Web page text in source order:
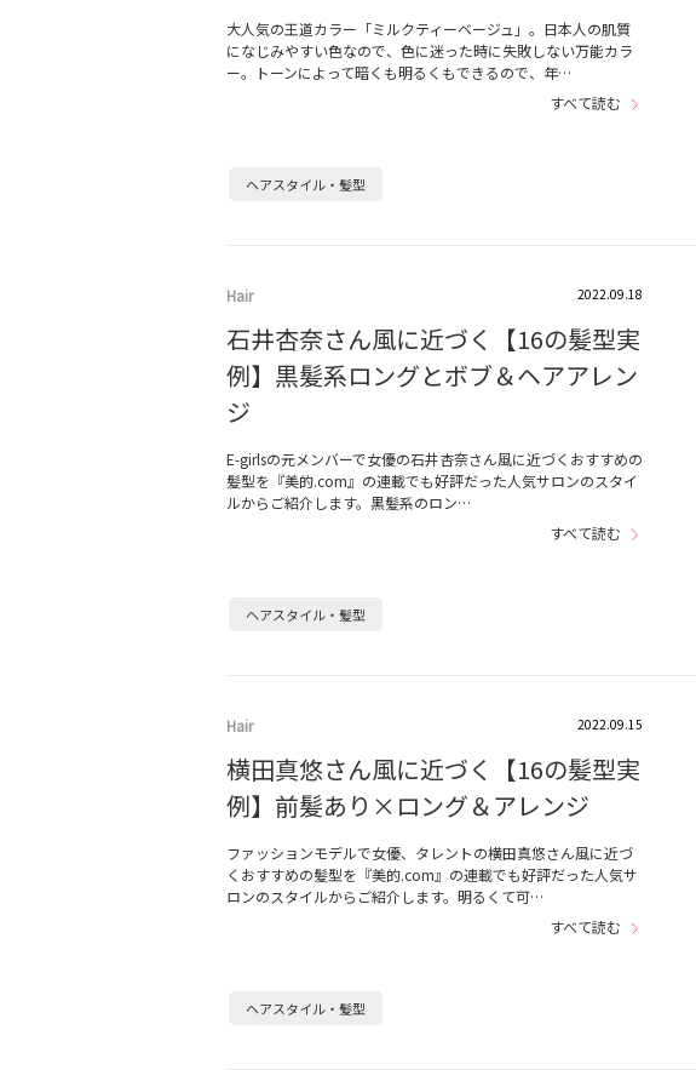
大人気の王道カラー「ミルクティーベージュ」。日本人の肌質
になじみやすい色なので、色に迷った時に失敗しない万能カラ
ー。トーンによって暗くも明るくもできるので、年…
すべて読む
ヘアスタイル・髪型
Hair 2022.09.18
石井杏奈さん風に近づく【16の髪型実
例】黒髪系ロングとボブ＆ヘアアレン
ジ
E-girlsの元メンバーで女優の石井杏奈さん風に近づくおすすめの
髪型を『美的.com』の連載でも好評だった人気サロンのスタイ
ルからご紹介します。黒髪系のロン…
すべて読む
ヘアスタイル・髪型
Hair 2022.09.15
横田真悠さん風に近づく【16の髪型実
例】前髪あり×ロング＆アレンジ
ファッションモデルで女優、タレントの横田真悠さん風に近づ
くおすすめの髪型を『美的.com』の連載でも好評だった人気サ
ロンのスタイルからご紹介します。明るくて可…
すべて読む
ヘアスタイル・髪型